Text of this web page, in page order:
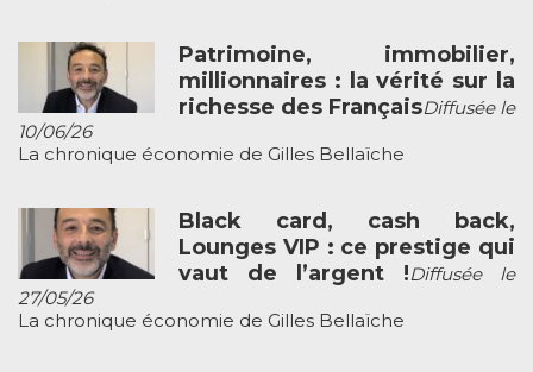
Patrimoine, immobilier,
millionnaires : la vérité sur la
richesse des FrançaisDiffusée le
10/06/26
La chronique économie de Gilles Bellaïche
Black card, cash back,
Lounges VIP : ce prestige qui
vaut de l’argent !Diffusée le
27/05/26
La chronique économie de Gilles Bellaïche